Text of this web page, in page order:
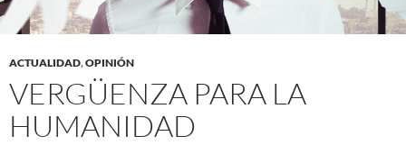
ACTUALIDAD,OPINIÓN
VERGÜENZA PARA LA
HUMANIDAD